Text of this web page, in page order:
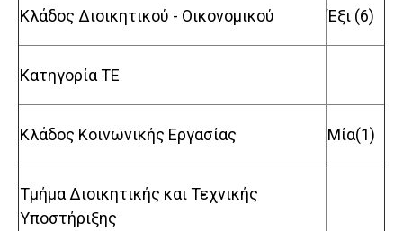
Κλάδος Διοικητικού - Οικονομικού Έξι (6)
Κατηγορία TE
Κλάδος Κοινωνικής Εργασίας Μία(1)
Τμήμα Διοικητικής και Τεχνικής
Υποστήριξης